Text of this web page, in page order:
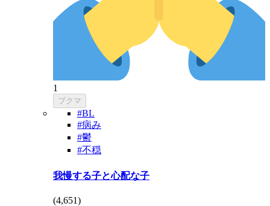
1
ブクマ
#BL
#病み
#鬱
#不穏
我慢する子と心配な子
(4,651)